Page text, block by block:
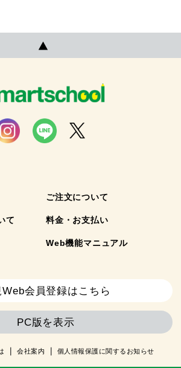
ご注文について
て 料金・お支払い
Web機能マニュアル
Web会員登録はこちら
PC版を表示
会社案内 個人情報保護に関するお知らせ